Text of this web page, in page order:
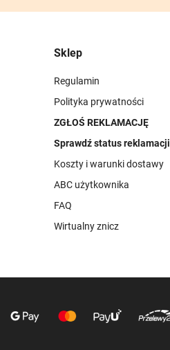
Sklep
Regulamin
Polityka prywatności
ZGŁOŚ REKLAMACJĘ
Sprawdź status reklamacji
Koszty i warunki dostawy
ABC użytkownika
FAQ
Wirtualny znicz